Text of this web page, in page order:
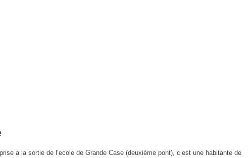
a la sortie de l’ecole de Grande Case (deuxième pont), c’est une habitante de